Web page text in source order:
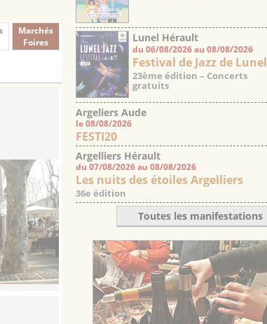
Marchés
Foires
Lunel Hérault
du 06/08/2026 au 08/08/2026
Festival de Jazz de Lunel
23ème édition – Concerts
gratuits
Argeliers Aude
le 08/08/2026
FESTI20
Argelliers Hérault
du 07/08/2026 au 08/08/2026
Les nuits des étoiles Argelliers
36e édition
Toutes les manifestations